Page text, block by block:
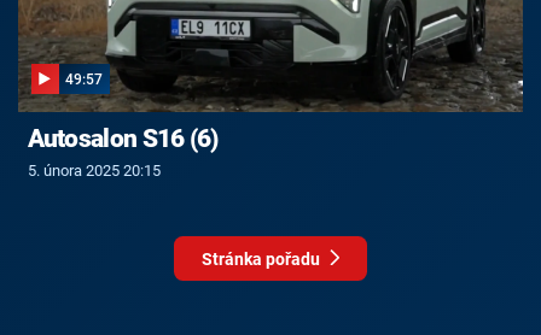
49:57
Autosalon S16 (6)
5. února 2025 20:15
Stránka pořadu